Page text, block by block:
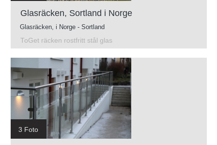
Glasräcken, Sortland i Norge
Glasräcken, i Norge - Sortland
ToGet räcken rostfritt stål glas
3 Foto